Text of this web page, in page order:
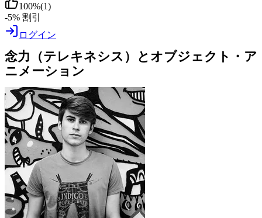
100%(1)
-5% 割引
ログイン
念力（テレキネシス）とオブジェクト・ア
ニメーション